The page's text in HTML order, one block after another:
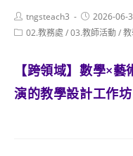
Post
author:
tngsteach3
Post
published:
2026-06-
Post02.教務處 /03.教師活動/
【跨領域】數學×
演的教學設計工作坊